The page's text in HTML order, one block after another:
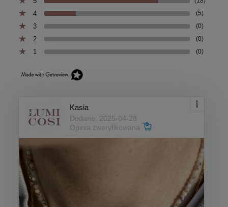
4 (5)
3 (0)
2 (0)
1 (0)
Kasia
Dodano: 2025-04-28
Opinia zweryfikowana